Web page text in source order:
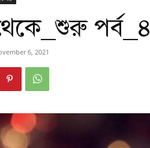
পর্ব_৪
6, 2021